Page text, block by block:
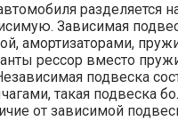
разделяется
Зависимая
амортизаторами,
рессор вместо
подвеска
такая подвеска
от зависимой